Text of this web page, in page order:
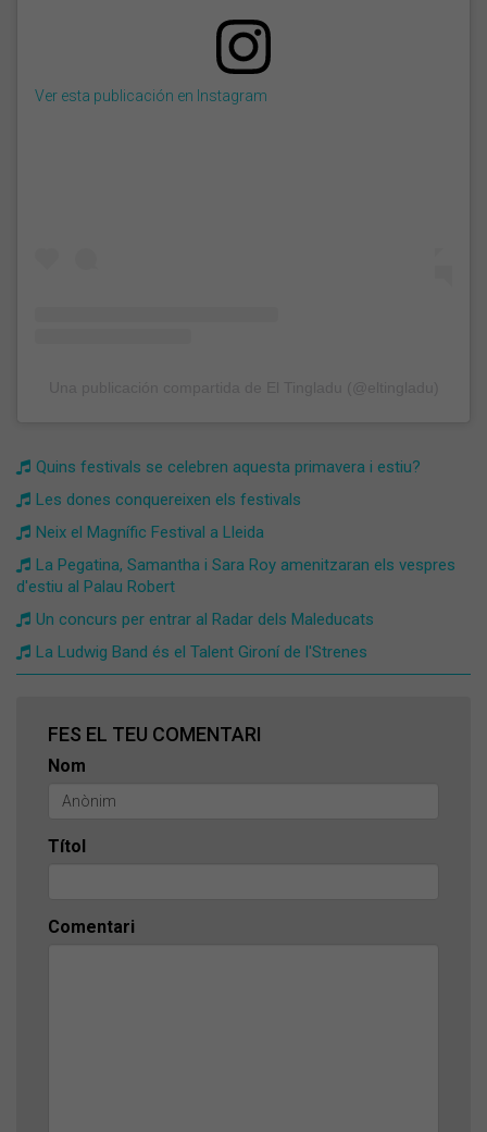
Ver esta publicación en Instagram
Quins festivals se celebren aquesta primavera i estiu?
Les dones conquereixen els festivals
Neix el Magnífic Festival a Lleida
La Pegatina, Samantha i Sara Roy amenitzaran els vespres
d'estiu al Palau Robert
Un concurs per entrar al Radar dels Maleducats
La Ludwig Band és el Talent Gironí de l'Strenes
FES EL TEU COMENTARI
Nom
Títol
Comentari